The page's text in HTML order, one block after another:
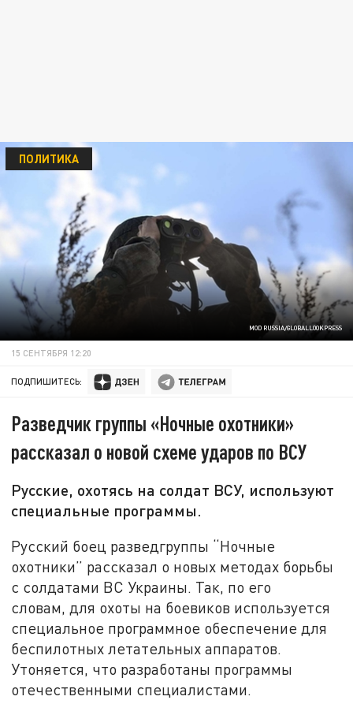
MOD RUSSIA/GLOBALLOOKPRESS
ПОЛИТИКА
15 СЕНТЯБРЯ 12:20
ПОДПИШИТЕСЬ:
Разведчик группы «Ночные охотники»
рассказал о новой схеме ударов по ВСУ
Русские, охотясь на солдат ВСУ, используют
специальные программы.
Русский боец разведгруппы “Ночные
охотники” рассказал о новых методах борьбы
с солдатами ВС Украины. Так, по его
словам, для охоты на боевиков используется
специальное программное обеспечение для
беспилотных летательных аппаратов.
Утоняется, что разработаны программы
отечественными специалистами.